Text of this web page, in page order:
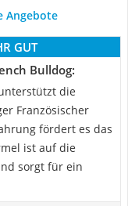
Angebote
GUT
Bulldog:
die
Französischer
fördert es das
ist auf die
sorgt für ein